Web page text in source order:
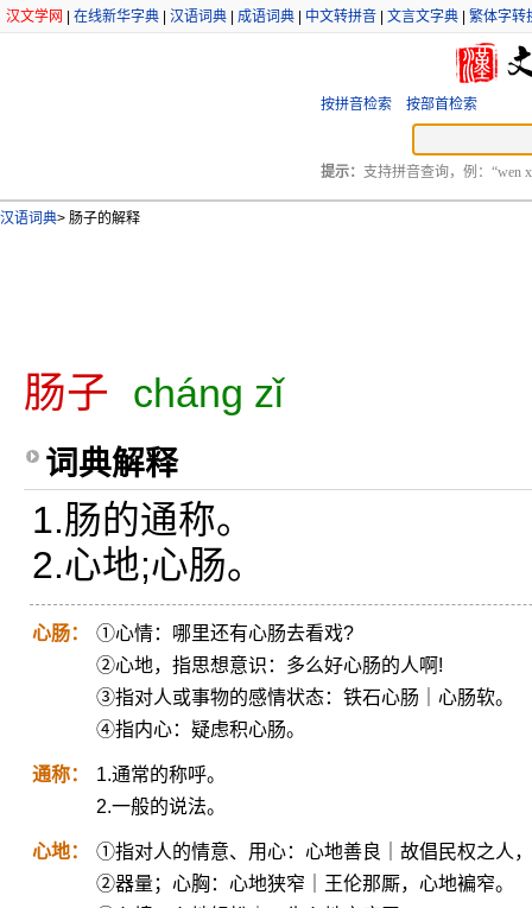
汉文学网 在线新华字典 汉语词典 成语词典 中文转拼音 文言文字典 繁体字转
按拼音检索 按部首检索
提示： 支持拼音查询，例：“wen
汉语词典> 肠子的解释
肠子 cháng zǐ
词典解释
1.肠的通称。
2.心地;心肠。
心肠：
①心情：哪里还有心肠去看戏?
②心地，指思想意识：多么好心肠的人啊!
③指对人或事物的感情状态：铁石心肠｜心肠软。
④指内心：疑虑积心肠。
通称：
1.通常的称呼。
2.一般的说法。
心地：
①指对人的情意、用心：心地善良｜故倡民权之人
②器量；心胸：心地狭窄｜王伦那厮，心地褊窄。